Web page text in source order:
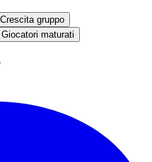
Crescita gruppo
Giocatori maturati